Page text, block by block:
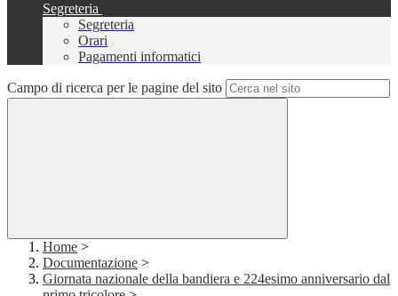
Segreteria
Segreteria
Orari
Pagamenti informatici
Campo di ricerca per le pagine del sito
Home >
Documentazione >
Giornata nazionale della bandiera e 224esimo anniversario dal